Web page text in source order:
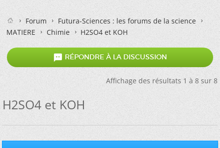
Forum
Futura-Sciences : les forums de la science
MATIERE
Chimie H2SO4 et KOH
 RÉPONDRE À LA DISCUSSION
Affichage des résultats 1 à 8 sur 8
H2SO4 et KOH